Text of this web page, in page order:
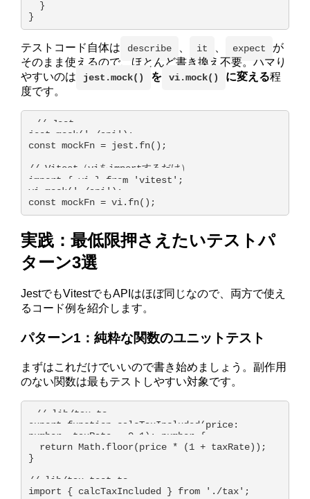
}
テストコード自体は describe it expect
が
そのまま使えるので、ほとんど書き換え不要。ハマり
やすいのは
jest.mock() を vi.mock() に変える程
度です。
// Jest
jest.mock('./api');
const mockFn = jest.fn();
// Vitest（viをimportするだけ）
import { vi } from 'vitest';
vi.mock('./api');
const mockFn = vi.fn();
実践：最低限押さえたいテストパ
ターン3選
JestでもVitestでもAPIはほぼ同じなので、両方で使え
るコード例を紹介します。
パターン1：純粋な関数のユニットテスト
まずはこれだけでいいので書き始めましょう。副作用
のない関数は最もテストしやすい対象です。
// lib/tax.ts
export function calcTaxIncluded(price:
number, taxRate = 0.1): number {
}
// lib/tax.test.ts
import { calcTaxIncluded } from './tax';